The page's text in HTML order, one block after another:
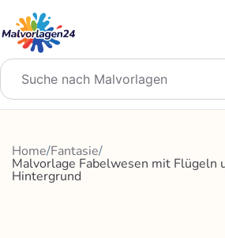
Inhalt
springen
Home/Fantasie/
Malvorlage Fabelwesen mit Flügeln
Hintergrund